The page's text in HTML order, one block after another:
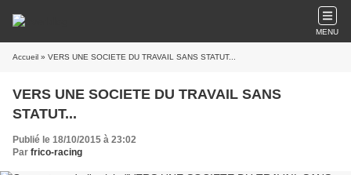
MENU
Accueil » VERS UNE SOCIETE DU TRAVAIL SANS STATUT...
VERS UNE SOCIETE DU TRAVAIL SANS
STATUT...
Publié le 18/10/2015 à 23:02
Par frico-racing